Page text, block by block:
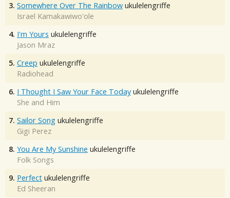
3. Somewhere Over The Rainbow ukulelengriffe
Israel Kamakawiwo'ole
4. I'm Yours ukulelengriffe
Jason Mraz
5. Creep ukulelengriffe
Radiohead
6. I Thought I Saw Your Face Today ukulelengriffe
She and Him
7. Sailor Song ukulelengriffe
Gigi Perez
8. You Are My Sunshine ukulelengriffe
Folk Songs
9. Perfect ukulelengriffe
Ed Sheeran